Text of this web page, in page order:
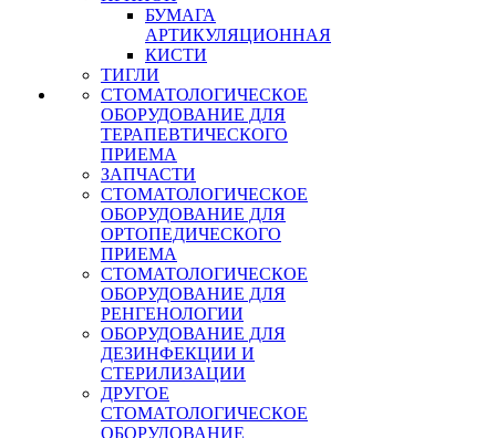
БУМАГА
АРТИКУЛЯЦИОННАЯ
КИСТИ
ТИГЛИ
СТОМАТОЛОГИЧЕСКОЕ
ОБОРУДОВАНИЕ ДЛЯ
ТЕРАПЕВТИЧЕСКОГО
ПРИЕМА
ЗАПЧАСТИ
СТОМАТОЛОГИЧЕСКОЕ
ОБОРУДОВАНИЕ ДЛЯ
ОРТОПЕДИЧЕСКОГО
ПРИЕМА
СТОМАТОЛОГИЧЕСКОЕ
ОБОРУДОВАНИЕ ДЛЯ
РЕНГЕНОЛОГИИ
ОБОРУДОВАНИЕ ДЛЯ
ДЕЗИНФЕКЦИИ И
СТЕРИЛИЗАЦИИ
ДРУГОЕ
СТОМАТОЛОГИЧЕСКОЕ
ОБОРУДОВАНИЕ